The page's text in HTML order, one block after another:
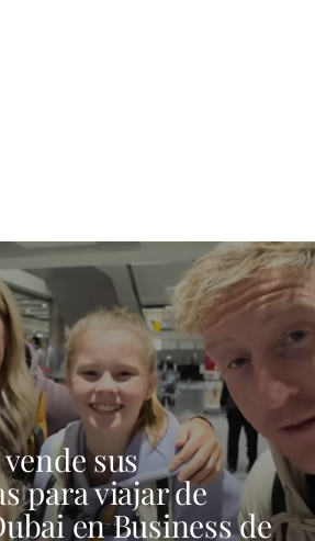
sus
para viajar de
en Business de